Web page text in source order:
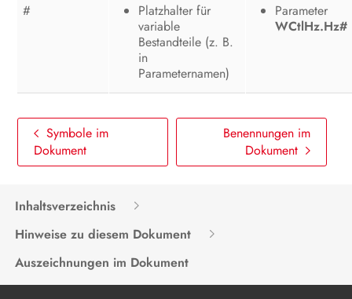
#
Platzhalter für
variable
Bestandteile (z. B.
in
Parameternamen)
Parameter
WCtlHz.Hz#
Symbole im
Dokument
Benennungen im
Dokument
Inhaltsverzeichnis
Hinweise zu diesem Dokument
Auszeichnungen im Dokument